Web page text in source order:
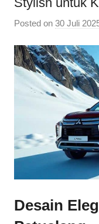
Posted on 30 Juli
Desain